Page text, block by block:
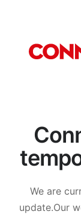
We are
update.Our